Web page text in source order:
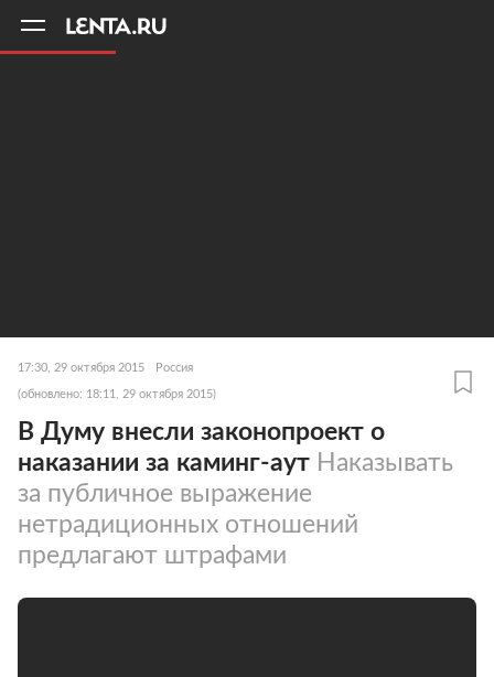
17:30, 29 октября 2015 Россия
(обновлено: 18:11, 29 октября 2015)
В Думу внесли законопроект о
наказании за каминг-аут Наказывать
за публичное выражение
нетрадиционных отношений
предлагают штрафами